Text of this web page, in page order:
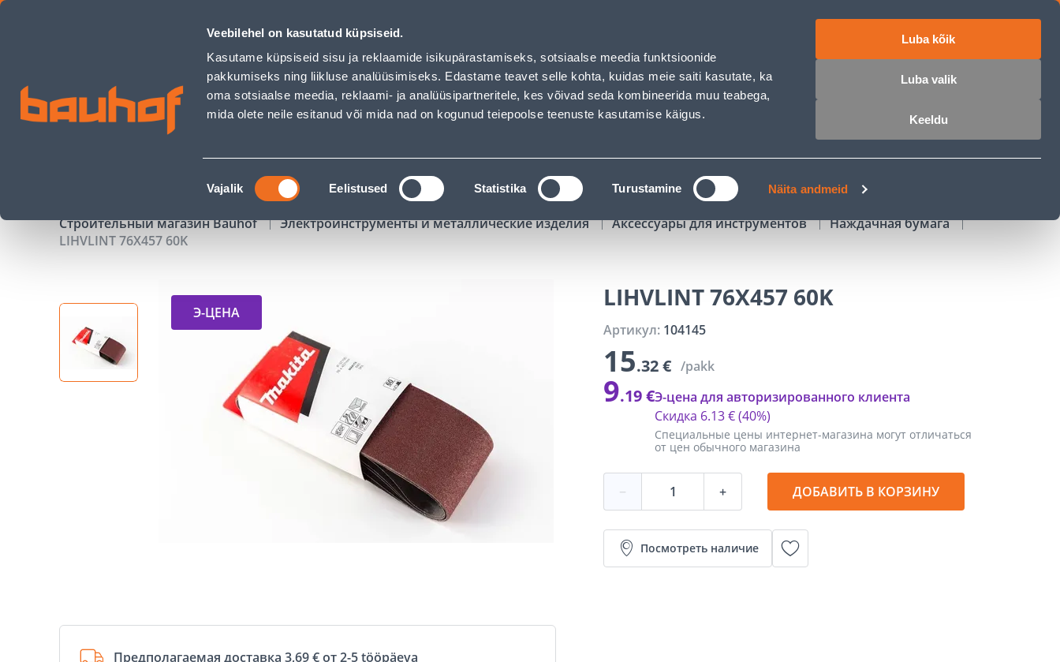
Veebilehel on kasutatud küpsiseid.
Kasutame küpsiseid sisu ja reklaamide isikupärastamiseks, sotsiaalse meedia funktsioonide
pakkumiseks ning liikluse analüüsimiseks. Edastame teavet selle kohta, kuidas meie saiti kasutate, ka
oma sotsiaalse meedia, reklaami- ja analüüsipartneritele, kes võivad seda kombineerida muu teabega,
mida olete neile esitanud või mida nad on kogunud teiepoolse teenuste kasutamise käigus.
Nõusoleku
valik
Vajalik Eelistused Statistika Turustamine Näita andmeid
Luba kõik
Luba valik
Keeldu
LIHVLINT 76X457 60K - Bauhof has loaded
Обслуживание бизнес-клиентов Обслуживание частных клиентов Услуги Предложения о работе
ПОИСК
АКЦИИ КАТАЛОГИ АРЕНДА ИНСТРУМЕНТОВ РАССРОЧКА
Строительный магазин Bauhof Электроинструменты и металлические изделия Аксессуары для инструментов
Наждачная бумага
LIHVLINT 76X457 60K
Э-ЦЕНА
Предполагаемая доставка 3,69 € от 2-5 tööpäeva
LIHVLINT 76X457 60K
Артикул: 104145
15.32 € /pakk
9.19 €
Специальные цены интернет-магазина могут отличаться
от цен обычного магазина
Скидка 6.13 €(40%)
Э-цена для авторизированного клиента
− + ДОБАВИТЬ В КОРЗИНУ
Посмотреть наличие